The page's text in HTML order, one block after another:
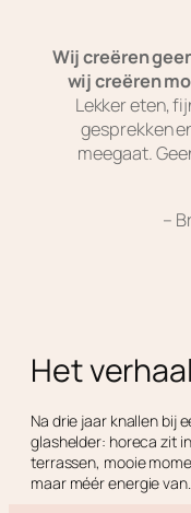
Wij creëren
wij creëren
Lekker eten,
gesprekken
meegaat.
–
Het verhaal
Na drie jaar knallen bij
glashelder: horeca zit
terrassen, mooie
maar méér energie van.